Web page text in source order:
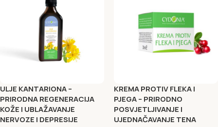
ULJE KANTARIONA –
PRIRODNA REGENERACIJA
KOŽE I UBLAŽAVANJE
NERVOZE I DEPRESIJE
KREMA PROTIV FLEKA I
PJEGА – PRIRODNO
POSVJETLJIVANJE I
UJEDNAČAVANJE TENA